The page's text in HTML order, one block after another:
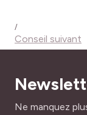
/
Conseil suivant
Adresse mail
Ne manquez